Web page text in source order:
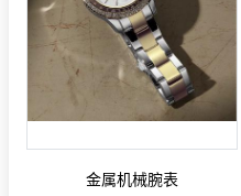
金属机械腕表